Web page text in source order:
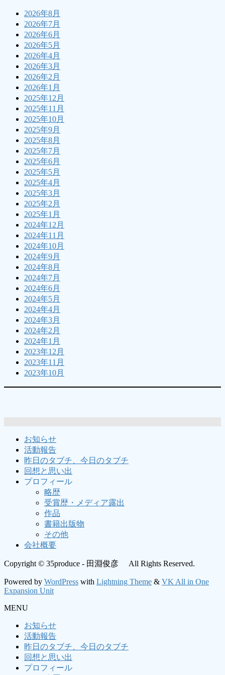
2026年8月
2026年7月
2026年6月
2026年5月
2026年4月
2026年3月
2026年2月
2026年1月
2025年12月
2025年11月
2025年10月
2025年9月
2025年8月
2025年7月
2025年6月
2025年5月
2025年4月
2025年3月
2025年2月
2025年1月
2024年12月
2024年11月
2024年10月
2024年9月
2024年8月
2024年7月
2024年6月
2024年5月
2024年4月
2024年3月
2024年2月
2024年1月
2023年12月
2023年11月
2023年10月
お知らせ
活動報告
昨日のタブチ、今日のタブチ
回想と思い出
プロフィール
略歴
受賞歴・メディア露出
作品
書籍出版物
その他
会社概要
Copyright © 35produce - 田淵俊彦 All Rights Reserved.
Powered by WordPress with Lightning Theme & VK All in One
Expansion Unit
MENU
お知らせ
活動報告
昨日のタブチ、今日のタブチ
回想と思い出
プロフィール